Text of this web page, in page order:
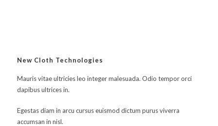
New Cloth Technologies
Mauris vitae ultricies leo integer malesuada. Odio tempor orci
dapibus ultrices in.
Egestas diam in arcu cursus euismod dictum purus viverra
accumsan in nisl.